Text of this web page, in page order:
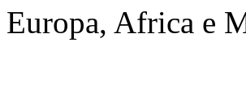
Europa, Africa e